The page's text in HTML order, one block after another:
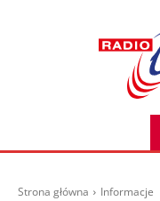
Strona główna Informacje